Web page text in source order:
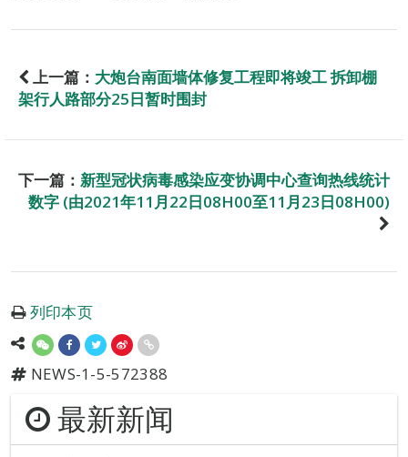
上一篇： 大炮台南面墙体修复工程即将竣工 拆卸棚
架行人路部分25日暂时围封
下一篇： 新型冠状病毒感染应变协调中心查询热线统计
数字 (由2021年11月22日08H00至11月23日08H00)
列印本页
NEWS-1-5-572388
最新新闻